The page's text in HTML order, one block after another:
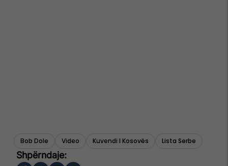
Bob Dole Video Kuvendi I Kosovës Lista Serbe